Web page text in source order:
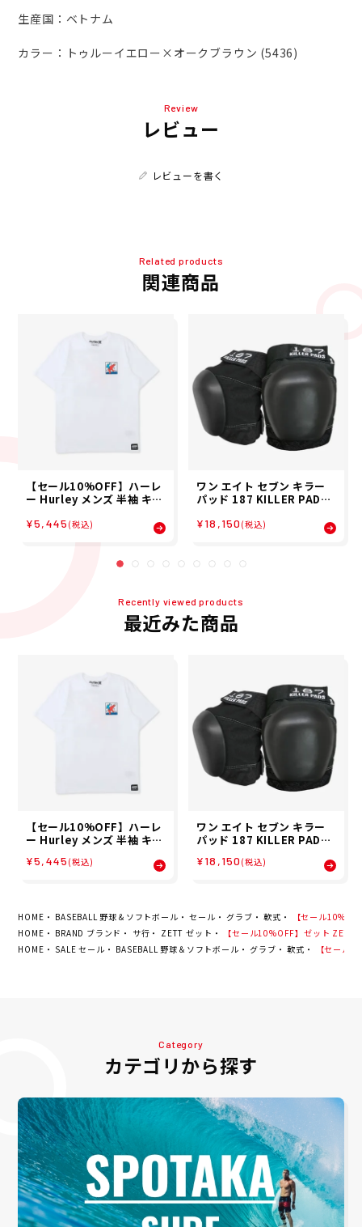
生産国：ベトナム
カラー：トゥルーイエロー×オークブラウン (5436)
Review
レビュー
レビューを書く
Related products
関連商品
【セール10%OFF】ハーレ
ー Hurley メンズ 半袖 キー
イド ショートスリーブ Tシ
¥5,445 (税込)
ワン エイト セブン キラー
パッド 187 KILLER PADS
ロテクター ニー パッド 膝 P
RO KNEE PADS 01210670
¥18,150 (税込)
Recently viewed products
最近みた商品
【セール10%OFF】ハーレ
ー Hurley メンズ 半袖 キー
イド ショートスリーブ Tシ
¥5,445 (税込)
ワン エイト セブン キラー
パッド 187 KILLER PADS
ロテクター ニー パッド 膝 P
¥18,150 (税込)
HOME BASEBALL 野球＆ソフトボール セール グラブ 軟式
【セール
HOME
BRAND ブランド サ行 ZETT ゼット
【セール10%OFF】ゼット ZETT
HOME
SALE セール BASEBALL 野球＆ソフトボール グラブ 軟式 【セール
Category
カテゴリから探す